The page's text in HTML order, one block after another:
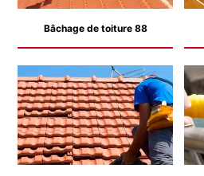
Bâchage de toiture 88